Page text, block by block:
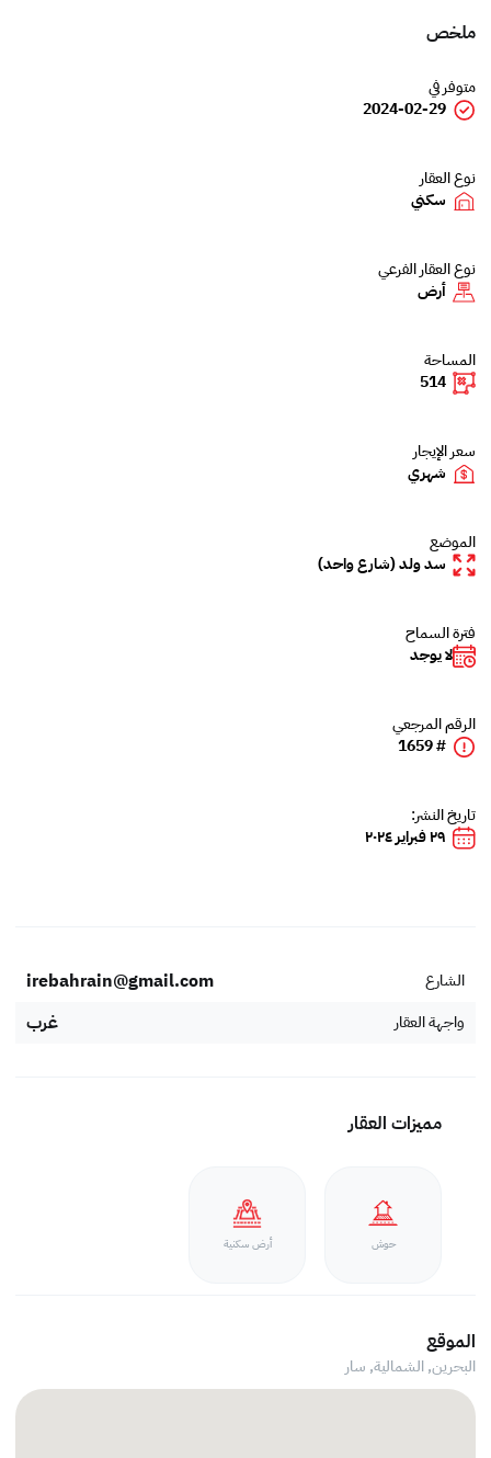
ملخص
متوفر في
2024-02-29
نوع العقار
سكني
نوع العقار الفرعي
أرض
المساحة
514
سعر الإيجار
شهري
الموضع
سد ولد (شارع واحد)
فترة السماح
لا يوجد
الرقم المرجعي
# 1659
تاريخ النشر:
٢٩ فبراير ٢٠٢٤
الشارع irebahrain@gmail.com
واجهة العقار غرب
مميزات العقار
حوش أرض سكنية
الموقع
البحرين, الشمالية, سار